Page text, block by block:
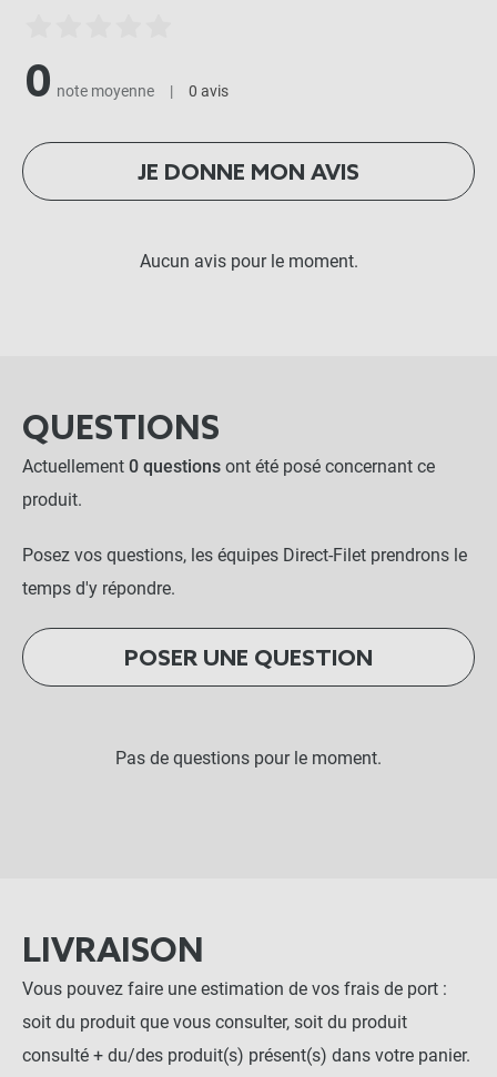
0 note moyenne | 0 avis
JE DONNE MON AVIS
Aucun avis pour le moment.
QUESTIONS
Actuellement 0 questions ont été posé concernant ce
produit.
Posez vos questions, les équipes Direct-Filet prendrons le
temps d'y répondre.
POSER UNE QUESTION
Pas de questions pour le moment.
LIVRAISON
Vous pouvez faire une estimation de vos frais de port :
soit du produit que vous consulter, soit du produit
consulté + du/des produit(s) présent(s) dans votre panier.